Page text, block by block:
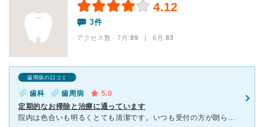
4.12
3件
アクセス数 7月:89 | 6月:83
歯周病の口コミ
歯科 歯周病
5.0
定期的なお掃除と治療に通っています
院内は色合いも明るくとても清潔です。いつも受付の方が朗らかに出迎えて下さいますので明るさが一段と映えます。予約時間は30分刻みです。お掃除のみであればほぼぴったり30分。治療時も集中して施術していただ